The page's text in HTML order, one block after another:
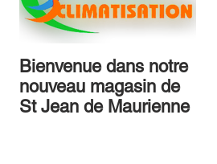
Bienvenue dans notre
nouveau magasin de
St Jean de Maurienne